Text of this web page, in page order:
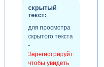
скрытый
текст:
для просмотра
скрытого текста
-
Зарегистрируйтесь,
чтобы увидеть